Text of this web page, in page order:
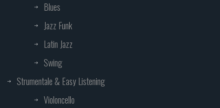
Blues
Jazz Funk
Latin Jazz
Swing
Strumentale & Easy Listening
Violoncello